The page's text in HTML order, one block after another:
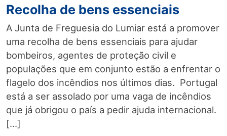
Recolha de bens essenciais
A Junta de Freguesia do Lumiar está a promover
uma recolha de bens essenciais para ajudar
bombeiros, agentes de proteção civil e
populações que em conjunto estão a enfrentar o
flagelo dos incêndios nos últimos dias. Portugal
está a ser assolado por uma vaga de incêndios
que já obrigou o país a pedir ajuda internacional.
[…]